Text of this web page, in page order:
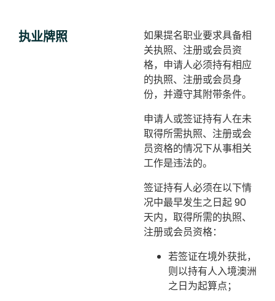
执业牌照
如果提名职业要求具备相
关执照、注册或会员资
格，申请人必须持有相应
的执照、注册或会员身
份，并遵守其附带条件。
申请人或签证持有人在未
取得所需执照、注册或会
员资格的情况下从事相关
工作是违法的。
签证持有人必须在以下情
况中最早发生之日起 90
天内，取得所需的执照、
注册或会员资格：
若签证在境外获批，
则以持有人入境澳洲
之日为起算点；